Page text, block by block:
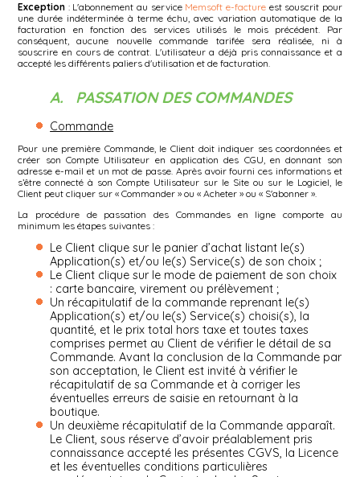
Exception : L'abonnement au service Memsoft e-factureest souscrit pour
une durée indéterminée à terme échu, avec variation automatique de la
facturation en fonction des services utilisés le mois précédent. Par
conséquent, aucune nouvelle commande tarifée sera réalisée, ni à
souscrire en cours de contrat. L'utilisateur a déjà pris connaissance et a
accepté les différents paliers d'utilisation et de facturation.
A. PASSATION DES COMMANDES
Commande
Pour une première Commande, le Client doit indiquer ses coordonnées et
créer son Compte Utilisateur en application des CGU, en donnant son
adresse e-mail et un mot de passe. Après avoir fourni ces informations et
s’être connecté à son Compte Utilisateur sur le Site ou sur le Logiciel, le
Client peut cliquer sur « Commander » ou « Acheter » ou « S'abonner ».
La procédure de passation des Commandes en ligne comporte au
minimum les étapes suivantes :
Le Client clique sur le panier d’achat listant le(s)
Application(s) et/ou le(s) Service(s) de son choix ;
Le Client clique sur le mode de paiement de son choix
: carte bancaire, virement ou prélèvement ;
Un récapitulatif de la commande reprenant le(s)
Application(s) et/ou le(s) Service(s) choisi(s), la
quantité, et le prix total hors taxe et toutes taxes
comprises permet au Client de vérifier le détail de sa
Commande. Avant la conclusion de la Commande par
son acceptation, le Client est invité à vérifier le
récapitulatif de sa Commande et à corriger les
éventuelles erreurs de saisie en retournant à la
boutique.
Un deuxième récapitulatif de la Commande apparaît.
Le Client, sous réserve d’avoir préalablement pris
connaissance accepté les présentes CGVS, la Licence
et les éventuelles conditions particulières